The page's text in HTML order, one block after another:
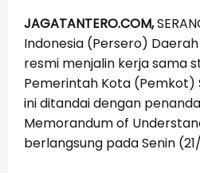
JAGATANTERO.COM,
Indonesia (Persero)
resmi menjalin kerja sama
Pemerintah Kota (Pemkot)
ini ditandai dengan
Memorandum of
berlangsung pada Senin